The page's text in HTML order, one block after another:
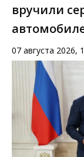
вручили
07 августа 2026,